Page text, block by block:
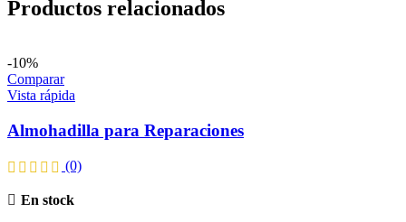
Productos relacionados
-10%
Comparar
Vista rápida
Almohadilla para Reparaciones
(0)
En stock